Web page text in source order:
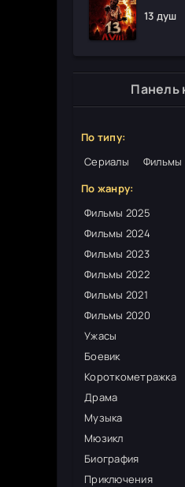
13 душ
Панель
По типу:
Сериалы
Фильмы
По жанру:
Фильмы 2025
Фильмы 2024
Фильмы 2023
Фильмы 2022
Фильмы 2021
Фильмы 2020
Ужасы
Боевик
Короткометражка
Драма
Музыка
Мюзикл
Биография
Приключения